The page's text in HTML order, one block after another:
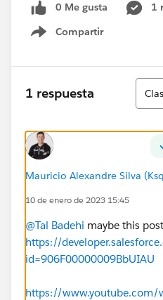
0 Me gusta
1
Compartir
Show menu
1 respuesta
Mauricio Alexandre Silva
10 de enero de 2023 15:45
@Tal Badehi maybe this
https://
id=906F00000009BbUIAU
https://www.youtube.com/